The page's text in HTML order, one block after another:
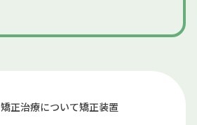
矯正治療について矯正装置